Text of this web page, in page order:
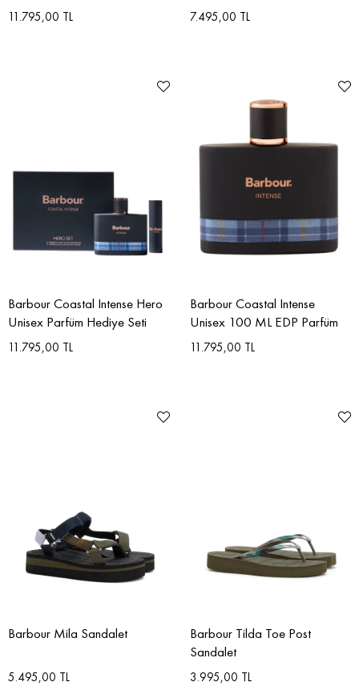
11.795,00 TL 7.495,00 TL
Barbour Coastal Intense Hero
Unisex Parfüm Hediye Seti
11.795,00 TL
Barbour Coastal Intense
Unisex 100 ML EDP Parfüm
11.795,00 TL
Barbour Mila Sandalet
5.495,00 TL
Barbour Tilda Toe Post
Sandalet
3.995,00 TL